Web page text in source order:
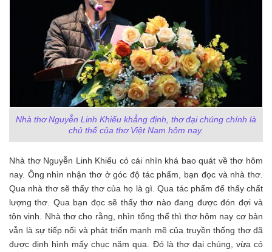
Nhà thơ Nguyễn Linh Khiếu khẳng định, thơ đại chúng chính là
chủ thể của thơ Việt Nam hôm nay.
Nhà thơ Nguyễn Linh Khiếu có cái nhìn khá bao quát về thơ hôm
nay. Ông nhìn nhận thơ ở góc độ tác phẩm, bạn đọc và nhà thơ.
Qua nhà thơ sẽ thấy thơ của họ là gì. Qua tác phẩm để thấy chất
lượng thơ. Qua bạn đọc sẽ thấy thơ nào đang được đón đợi và
tôn vinh. Nhà thơ cho rằng, nhìn tổng thể thì thơ hôm nay cơ bản
vẫn là sự tiếp nối và phát triển mạnh mẽ của truyền thống thơ đã
được định hình mấy chục năm qua. Đó là thơ đại chúng, vừa có